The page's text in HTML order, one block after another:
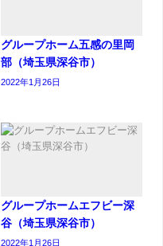
グループホーム五感の里岡
部（埼玉県深谷市）
2022年1月26日
グループホームエフビー深
谷（埼玉県深谷市）
2022年1月26日